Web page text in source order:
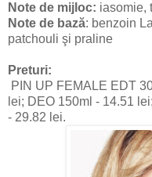
Note de mijloc: iasomie,
Note de bază: benzoin
patchouli şi praline
Preturi:
PIN UP FEMALE EDT
lei; DEO 150ml - 14.51
- 29.82 lei.